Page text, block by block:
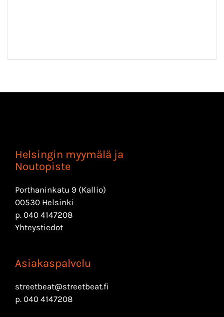
Helsingin myymälä ja
Noutopiste
Porthaninkatu 9 (Kallio)
00530 Helsinki
p. 040 4147208
Yhteystiedot
Asiakaspalvelu
streetbeat@streetbeat.fi
p. 040 4147208